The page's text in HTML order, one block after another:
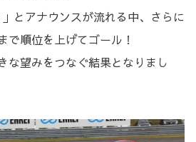
とアナウンスが流れる中、さらに
で順位を上げてゴール！
な望みをつなぐ結果となりまし